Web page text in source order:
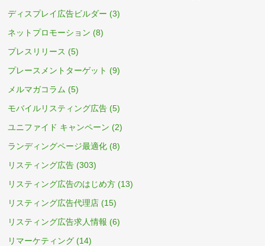
ディスプレイ広告ビルダー (3)
ネットプロモーション (8)
プレスリリース (5)
プレースメントターゲット (9)
メルマガコラム (5)
モバイルリスティング広告 (5)
ユニファイド キャンペーン (2)
ランディングページ最適化 (8)
リスティング広告 (303)
リスティング広告のはじめ方 (13)
リスティング広告代理店 (15)
リスティング広告求人情報 (6)
リマーケティング (14)